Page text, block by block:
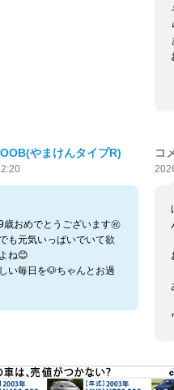
やまけんタイプR)
歳おめでとうございます㊗️
も元気いっぱいでいて欲
ね😊
い毎日を🐶ちゃんとお過
コ